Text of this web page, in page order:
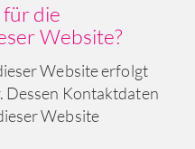
die
Website?
Website erfolgt
Dessen Kontaktdaten
Website